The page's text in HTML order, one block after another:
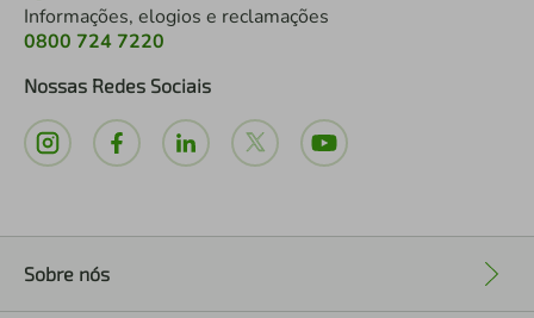
Informações, elogios e reclamações
0800 724 7220
Nossas Redes Sociais
Sobre nós